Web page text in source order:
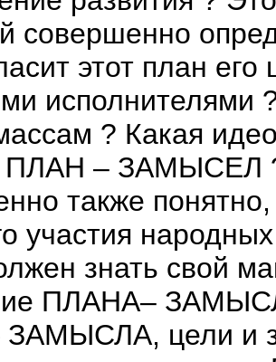
совершенно
этот план
исполнителями
? Какая
ПЛАН – ЗАМЫСЕЛ
также понятно,
участия
знать свой
ПЛАНА–
цели и